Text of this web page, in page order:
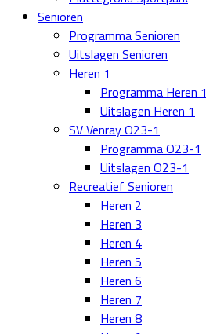
Senioren
Programma Senioren
Uitslagen Senioren
Heren 1
Programma Heren 1
Uitslagen Heren 1
SV Venray O23-1
Programma O23-1
Uitslagen O23-1
Recreatief Senioren
Heren 2
Heren 3
Heren 4
Heren 5
Heren 6
Heren 7
Heren 8